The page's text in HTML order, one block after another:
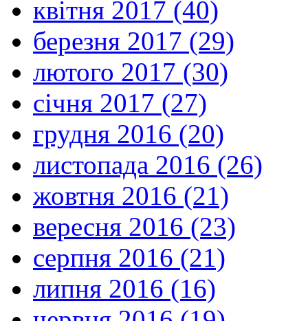
квітня 2017 (40)
березня 2017 (29)
лютого 2017 (30)
січня 2017 (27)
грудня 2016 (20)
листопада 2016 (26)
жовтня 2016 (21)
вересня 2016 (23)
серпня 2016 (21)
липня 2016 (16)